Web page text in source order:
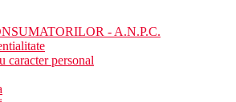
- A.N.P.C.
caracter personal